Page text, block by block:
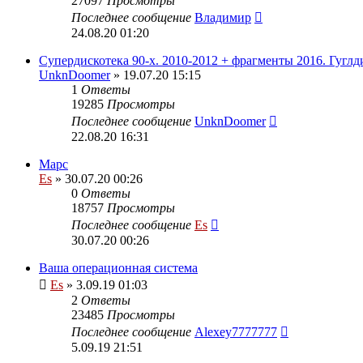
Последнее сообщение Владимир
24.08.20 01:20
Супердискотека 90-х. 2010-2012 + фрагменты 2016.
UnknDoomer» 19.07.20 15:15
1 Ответы
19285 Просмотры
Последнее сообщение UnknDoomer
22.08.20 16:31
Марс
Es » 30.07.20 00:26
0 Ответы
18757 Просмотры
Последнее сообщение Es
30.07.20 00:26
Ваша операционная система
Es » 3.09.19 01:03
2 Ответы
23485 Просмотры
Последнее сообщение Alexey7777777
5.09.19 21:51